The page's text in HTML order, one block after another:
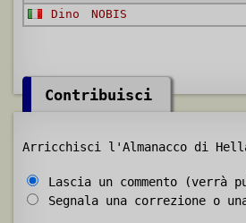
Dino
NOBIS
Contribuisci
Arricchisci l'Almanacco di
Lascia un commento (verrà
Segnala una correzione o